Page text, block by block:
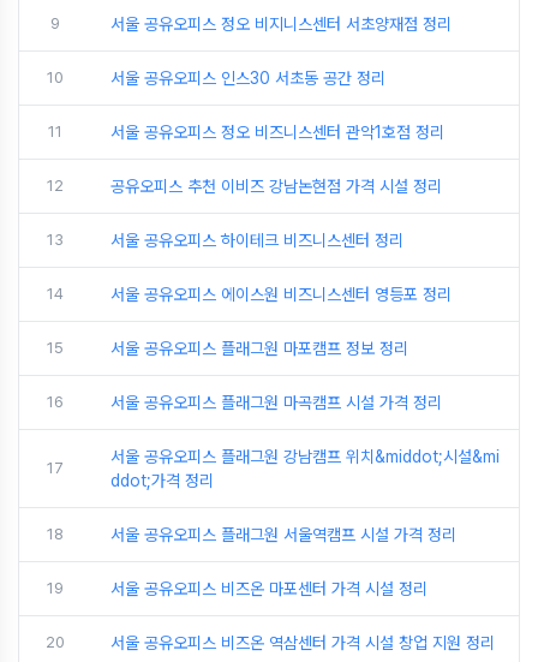
9 서울 공유오피스 정오 비지니스센터 서초양재점 정리
10 서울 공유오피스 인스30 서초동 공간 정리
11 서울 공유오피스 정오 비즈니스센터 관악1호점 정리
12 공유오피스 추천 이비즈 강남논현점 가격 시설 정리
13 서울 공유오피스 하이테크 비즈니스센터 정리
14 서울 공유오피스 에이스원 비즈니스센터 영등포 정리
15 서울 공유오피스 플래그원 마포캠프 정보 정리
16 서울 공유오피스 플래그원 마곡캠프 시설 가격 정리
17
서울 공유오피스 플래그원 강남캠프 위치&middot;시설&mi
ddot;가격 정리
18 서울 공유오피스 플래그원 서울역캠프 시설 가격 정리
19 서울 공유오피스 비즈온 마포센터 가격 시설 정리
20 서울 공유오피스 비즈온 역삼센터 가격 시설 창업 지원 정리